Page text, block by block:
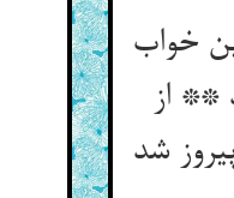
خواب
** از
شد